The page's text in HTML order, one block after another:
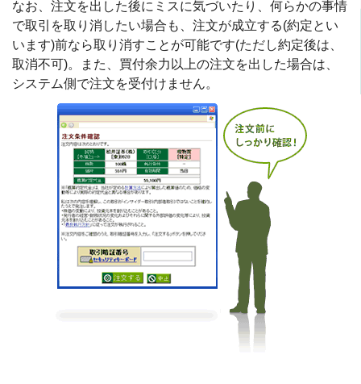
なお、注文を出した後にミスに気づいたり、何らかの事情
で取引を取り消したい場合も、注文が成立する(約定とい
います)前なら取り消すことが可能です(ただし約定後は、
取消不可)。また、買付余力以上の注文を出した場合は、
システム側で注文を受付けません。